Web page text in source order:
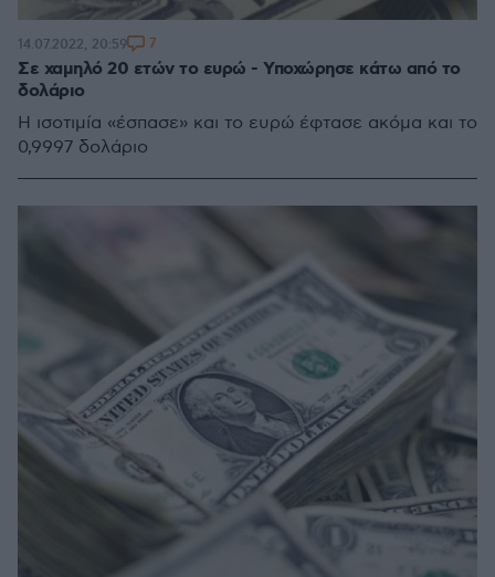
Σε χαμηλό 20 ετών το ευρώ - Υποχώρησε κάτω από το
δολάριο
Η ισοτιμία «έσπασε» και το ευρώ έφτασε ακόμα και το
0,9997 δολάριο
14.07.2022, 20:59 7